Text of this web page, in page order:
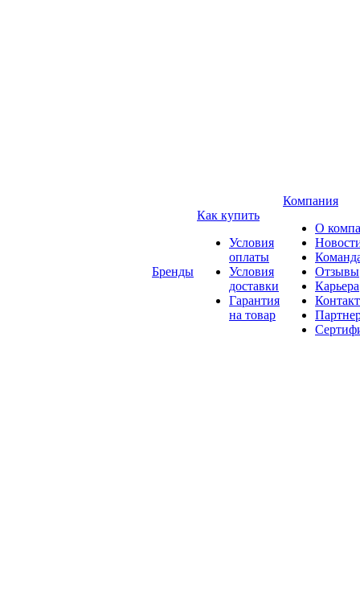
Бренды
Как купить
Условия
оплаты
Условия
доставки
Гарантия
на товар
Компания
О
Отзывы
Карьера